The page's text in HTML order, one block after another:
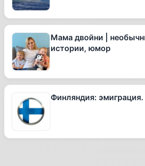
Мама двойни |
истории, юмор
Финляндия: